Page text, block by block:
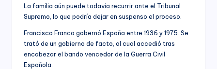
La familia aún puede todavía recurrir ante el Tribunal
Supremo, lo que podría dejar en suspenso el proceso.
Francisco Franco gobernó España entre 1936 y 1975. Se
trató de un gobierno de facto, al cual accedió tras
encabezar el bando vencedor de la Guerra Civil
Española.